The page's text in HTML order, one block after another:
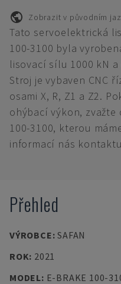
Zobrazit v původním
Tato servoelektrická
100-3100 byla
lisovací sílu 1000 kN
Stroj je vybaven CNC
osami X, R, Z1 a Z2.
ohýbací výkon, zvažte
100-3100, kterou
informací nás
Přehled
VÝROBCE:SAFAN
ROK: 2021
MODEL: E-BRAKE 100-